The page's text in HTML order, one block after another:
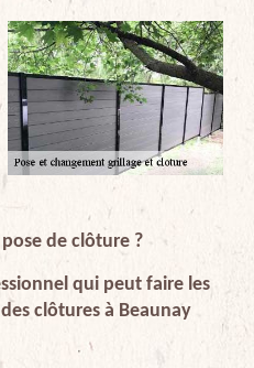
de clôture ?
qui peut faire les
clôtures à Beaunay